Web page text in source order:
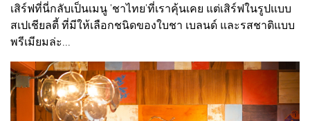
เสิร์ฟที่นี่กลับเป็นเมนู 'ชาไทย'ที่เราคุ้นเคย แต่เสิร์ฟในรูปแบบ
สเปเชียลตี้ ที่มีให้เลือกชนิดของใบชา เบลนด์ และรสชาติแบบ
พรีเมียมล่ะ...